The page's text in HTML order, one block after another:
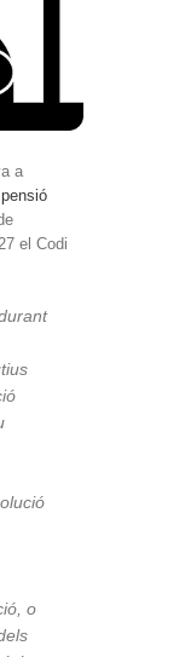
a
el Codi
o